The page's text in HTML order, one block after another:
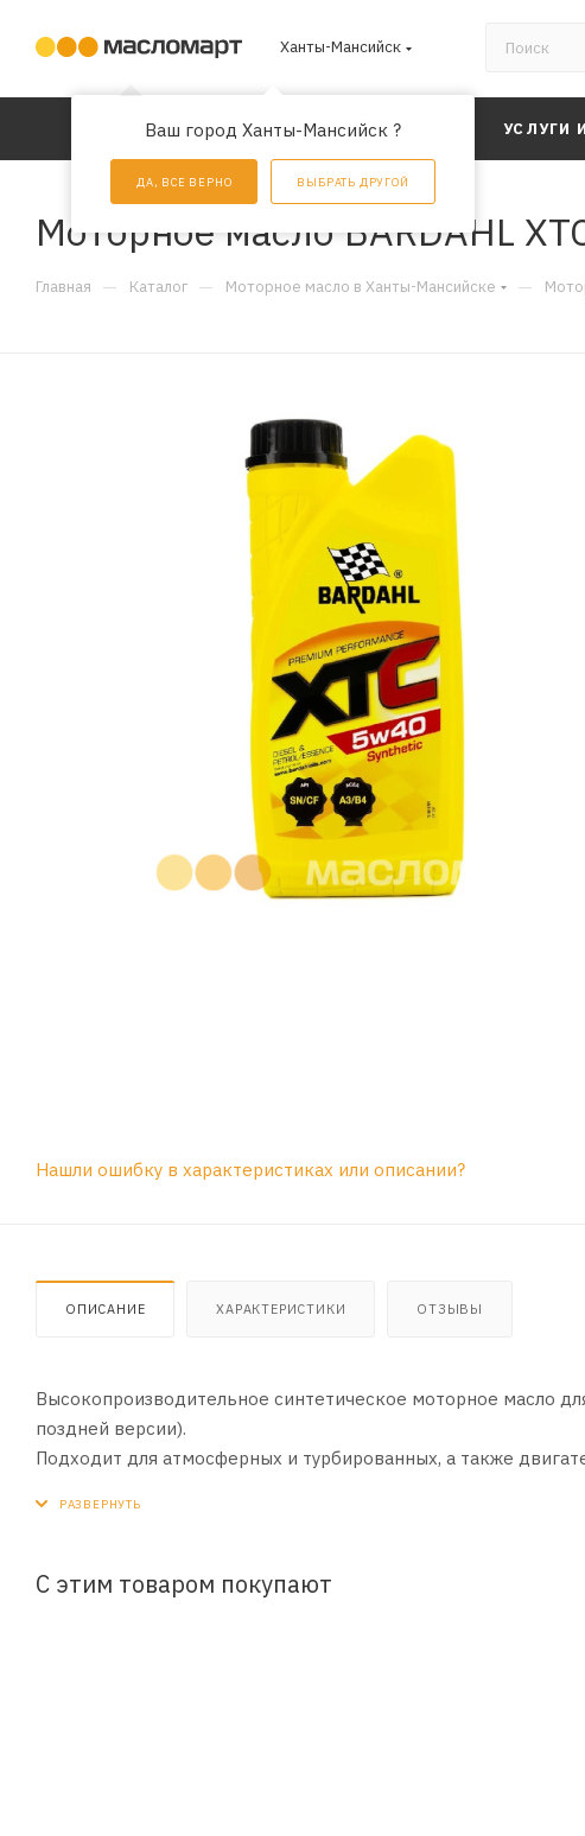
Ханты-Мансийск
Ваш город Ханты-Мансийск ?
ДА, ВСЕ ВЕРНО ВЫБРАТЬ ДРУГОЙ
КАТАЛОГ АКЦИИ УСЛУГИ
Моторное масло BARDAHL
Главная — Каталог — Моторное масло в Ханты-Мансийске —
Нашли ошибку в характеристиках или описании?
ОПИСАНИЕ ХАРАКТЕРИСТИКИ ОТЗЫВЫ
Высокопроизводительное синтетическое моторное масло
поздней версии).
Подходит для атмосферных и турбированных, а также
Допуски и спецификации: ACEA A3/B4, API SN/CF, VW 502.00/
С этим товаром покупают